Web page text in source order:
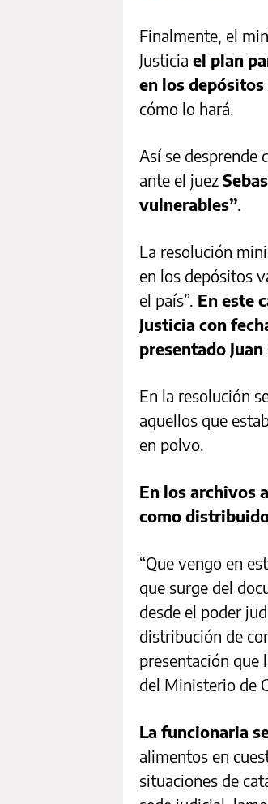
Finalmente, el
Justicia el plan
en los
cómo lo hará.
Así se desprende
ante el juez
vulnerables”.
La resolución
en los depósitos
el país”. En este
Justicia con
presentado
En la resolución
aquellos que
en polvo.
En los archivos
como
“Que vengo en
que surge del
desde el poder
distribución de
presentación que
del Ministerio de
La funcionaria
alimentos en
situaciones de